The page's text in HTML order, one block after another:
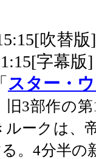
吹替
字幕版
スター・
旧3部作の
ークは、
。4分半の